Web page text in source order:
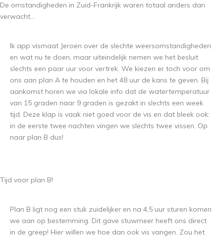
De omstandigheden in Zuid-Frankrijk waren totaal anders dan
verwacht…
Ik app vismaat Jeroen over de slechte weersomstandigheden
en wat nu te doen, maar uiteindelijk nemen we het besluit
slechts een paar uur voor vertrek. We kiezen er toch voor om
ons aan plan A te houden en het 48 uur de kans te geven. Bij
aankomst horen we via lokale info dat de watertemperatuur
van 15 graden naar 9 graden is gezakt in slechts een week
tijd. Deze klap is vaak niet goed voor de vis en dat bleek ook:
in de eerste twee nachten vingen we slechts twee vissen. Op
naar plan B dus!
Tijd voor plan B!
Plan B ligt nog een stuk zuidelijker en na 4,5 uur sturen komen
we aan op bestemming. Dit gave stuwmeer heeft ons direct
in de greep! Hier willen we hoe dan ook vis vangen. Zou het